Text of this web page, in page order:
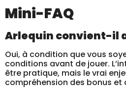
Mini-FAQ
Arlequin convient-il
Oui, à condition que vous
conditions avant de jouer.
être pratique, mais le vrai
compréhension des bonus et